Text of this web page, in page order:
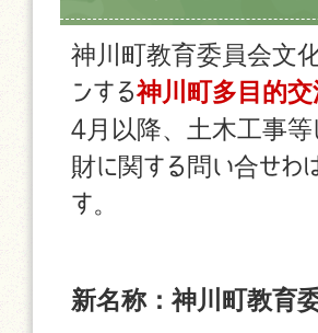
神川町教育委員会文
ンする神川町多目的交
4月以降、土木工事等
財に関する問い合せわ
す。
新名称：神川町教育